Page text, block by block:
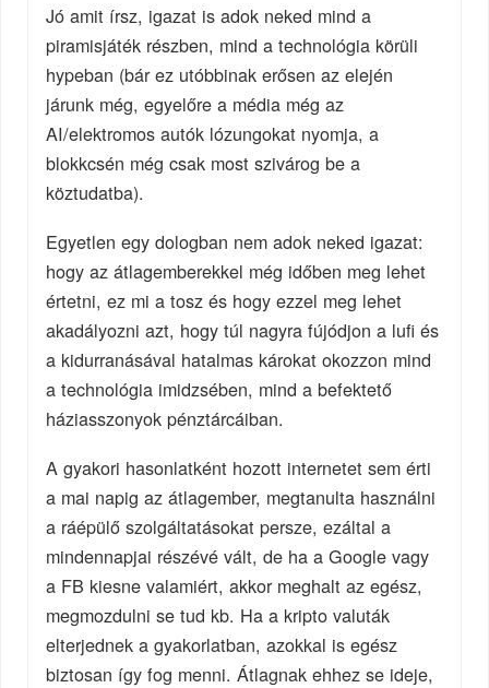
Jó amit írsz, igazat is adok neked mind a
piramisjáték részben, mind a technológia körüli
hypeban (bár ez utóbbinak erősen az elején
járunk még, egyelőre a média még az
AI/elektromos autók lózungokat nyomja, a
blokkcsén még csak most szivárog be a
köztudatba).
Egyetlen egy dologban nem adok neked igazat:
hogy az átlagemberekkel még időben meg lehet
értetni, ez mi a tosz és hogy ezzel meg lehet
akadályozni azt, hogy túl nagyra fújódjon a lufi és
a kidurranásával hatalmas károkat okozzon mind
a technológia imidzsében, mind a befektető
háziasszonyok pénztárcáiban.
A gyakori hasonlatként hozott internetet sem érti
a mai napig az átlagember, megtanulta használni
a ráépülő szolgáltatásokat persze, ezáltal a
mindennapjai részévé vált, de ha a Google vagy
a FB kiesne valamiért, akkor meghalt az egész,
megmozdulni se tud kb. Ha a kripto valuták
elterjednek a gyakorlatban, azokkal is egész
biztosan így fog menni. Átlagnak ehhez se ideje,